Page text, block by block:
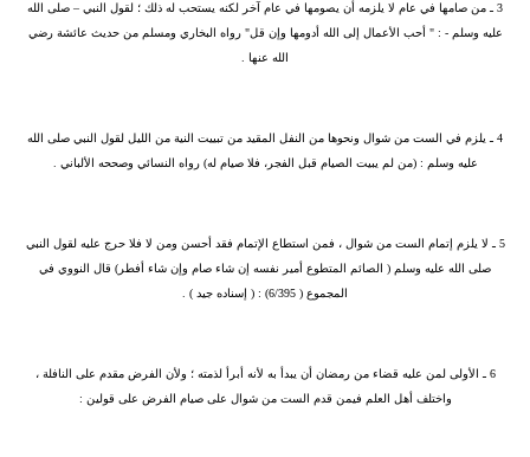
من صامها في عام لا يلزمه أن يصومها في عام آخر لكنه يستحب له ذلك ؛ لقول النبي – صلى الله
عليه وسلم - : " أحب الأعمال إلى الله أدومها وإن قل" رواه البخاري ومسلم من حديث عائشة رضي
الله عنها .
يلزم في الست من شوال ونحوها من النفل المقيد من تبييت النية من الليل لقول النبي صلى الله
عليه وسلم : (من لم يبيت الصيام قبل الفجر، فلا صيام له) رواه النسائي وصححه الألباني .
5 ـ
لا يلزم إتمام الست من شوال ، فمن استطاع الإتمام فقد أحسن ومن لا فلا حرج عليه لقول النبي
صلى الله عليه وسلم ( الصائم المتطوع أمير نفسه إن شاء صام وإن شاء أفطر) قال النووي في
المجموع ( 6/395) : ( إسناده جيد ) .
6 ـ
الأولى لمن عليه قضاء من رمضان أن يبدأ به لأنه أبرأ لذمته ؛ ولأن الفرض مقدم على النافلة ،
واختلف أهل العلم فيمن قدم الست من شوال على صيام الفرض على قولين :